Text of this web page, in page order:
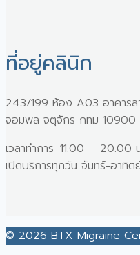
ที่อยู่คลินิก
243/199 ห้อง A03 อาคาร
จอมพล จตุจักร กทม 10900
เวลาทำการ: 11.00 – 20.00
เปิดบริการทุกวัน จันทร์-อาทิต
© 2026 BTX Migraine